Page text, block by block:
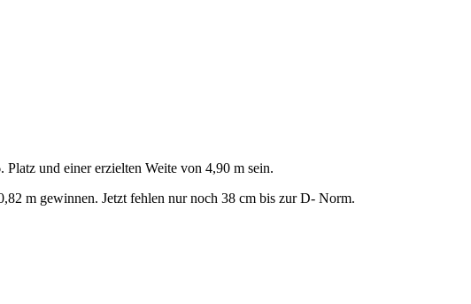
und einer erzielten Weite von 4,90 m sein.
m gewinnen. Jetzt fehlen nur noch 38 cm bis zur D- Norm.